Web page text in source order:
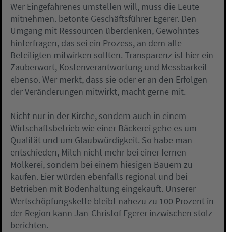
Wer Eingefahrenes umstellen will, muss die Leute
mitnehmen. betonte Geschäftsführer Egerer. Den
Umgang mit Ressourcen überdenken, Gewohntes
hinterfragen, das sei ein Prozess, an dem alle
Beteiligten mitwirken sollten. Transparenz ist hier ein
Zauberwort, Kostenverantwortung und Messbarkeit
ebenso. Wer merkt, dass sie oder er an den Erfolgen
der Veränderungen mitwirkt, macht gerne mit.
Nicht nur in der Kirche, sondern auch in einem
Wirtschaftsbetrieb wie einer Bäckerei gehe es um
Qualität und um Glaubwürdigkeit. So habe man
entschieden, Milch nicht mehr bei einer fernen
Molkerei, sondern bei einem hiesigen Bauern zu
kaufen. Eier würden ebenfalls regional und bei
Betrieben mit Bodenhaltung eingekauft. Unserer
Wertschöpfungskette bleibt nahezu zu 100 Prozent in
der Region kann Jan-Christof Egerer inzwischen stolz
berichten.